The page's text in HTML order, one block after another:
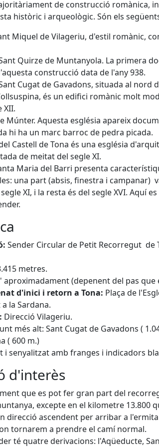
de construcció romànica,
històric i arqueològic. Són els
Miquel de Vilageriu, d'estil romànic,
Quirze de Muntanyola. La primera
construcció data de l'any 938.
Cugat de Gavadons, situada al nord
és un edifici romànic molt
XII.
Múnter. Aquesta església apareix
hi ha un marc barroc de pedra picada.
Castell de Tona és una església
de meitat del segle XI.
Maria del Barri presenta
una part (absis, finestra i campanar)
XI, i la resta és del segle XVI. Aquí
Sender Circular de Petit Recorregut de
metres.
aproximadament (depenent del pas que
d'inici i retorn a Tona: Plaça de
la Sardana.
Direcció Vilageriu.
més alt: Sant Cugat de Gavadons (
( 600 m.)
i senyalitzat amb franges i indicadors
d'interès
que es pot fer gran part del
excepte en el kilometre 13.800
direcció ascendent per arribar a
tornarem a prendre el camí normal.
té quatre derivacions: l'Aqüeducte,